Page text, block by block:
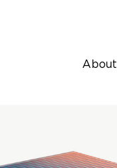
About